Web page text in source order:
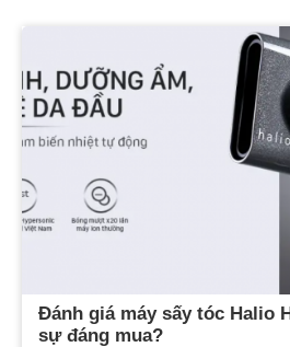
Đánh giá máy sấy tóc Halio
sự đáng mua?